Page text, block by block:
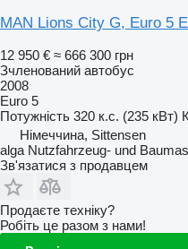
MAN Lions City G, Euro 5
12 950 € ≈ 666 300 грн
Зчленований автобус
2008
Euro 5
Потужність 320 к.с. (235 кВт)
Німеччина, Sittensen
alga Nutzfahrzeug- und
Зв'язатися з продавцем
Продаєте техніку?
Робіть це разом з нами!